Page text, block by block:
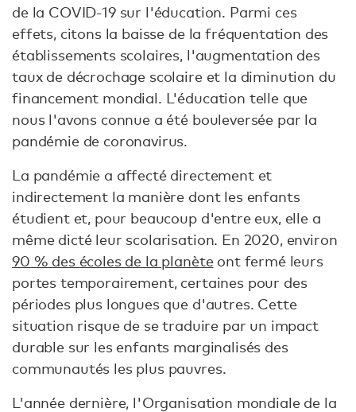
de la COVID-19 sur l'éducation. Parmi ces
effets, citons la baisse de la fréquentation des
établissements scolaires, l'augmentation des
taux de décrochage scolaire et la diminution du
financement mondial. L'éducation telle que
nous l'avons connue a été bouleversée par la
pandémie de coronavirus.
La pandémie a affecté directement et
indirectement la manière dont les enfants
étudient et, pour beaucoup d'entre eux, elle a
même dicté leur scolarisation. En 2020, environ
90 % des écoles de la planèteont fermé leurs
portes temporairement, certaines pour des
périodes plus longues que d'autres. Cette
situation risque de se traduire par un impact
durable sur les enfants marginalisés des
communautés les plus pauvres.
L'année dernière, l'Organisation mondiale de la